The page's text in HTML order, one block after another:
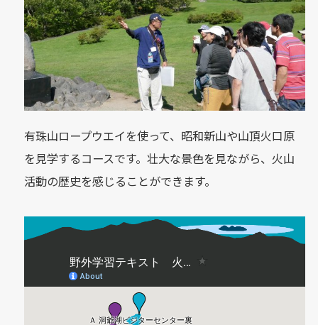
有珠山ロープウエイを使って、昭和新山や山頂火口原
を見学するコースです。壮大な景色を見ながら、火山
活動の歴史を感じることができます。